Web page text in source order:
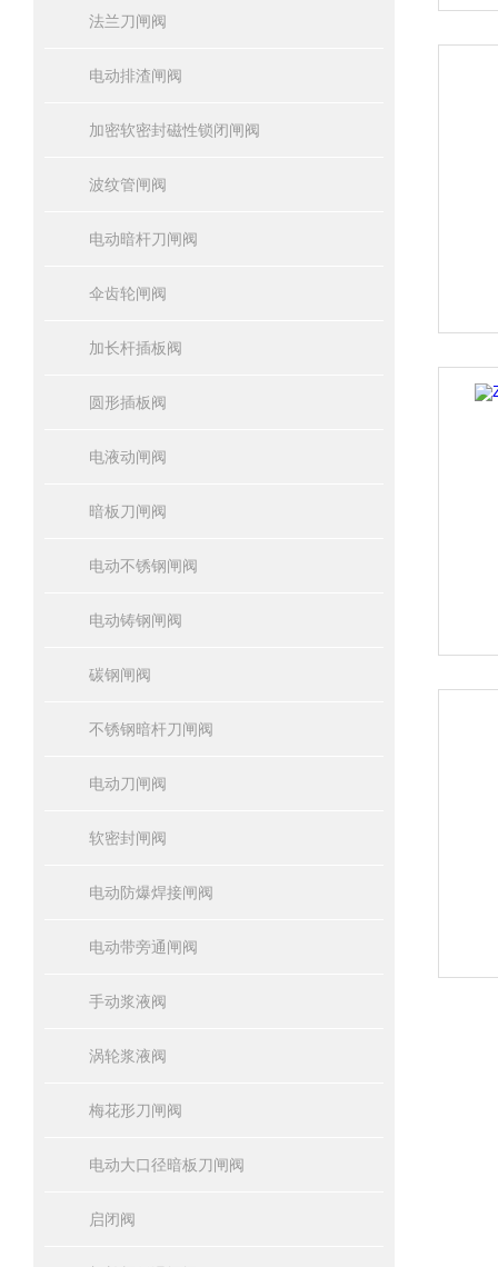
法兰刀闸阀
电动排渣闸阀
加密软密封磁性锁闭闸阀
波纹管闸阀
电动暗杆刀闸阀
伞齿轮闸阀
加长杆插板阀
圆形插板阀
电液动闸阀
暗板刀闸阀
电动不锈钢闸阀
电动铸钢闸阀
碳钢闸阀
不锈钢暗杆刀闸阀
电动刀闸阀
软密封闸阀
电动防爆焊接闸阀
电动带旁通闸阀
手动浆液阀
涡轮浆液阀
梅花形刀闸阀
电动大口径暗板刀闸阀
启闭阀